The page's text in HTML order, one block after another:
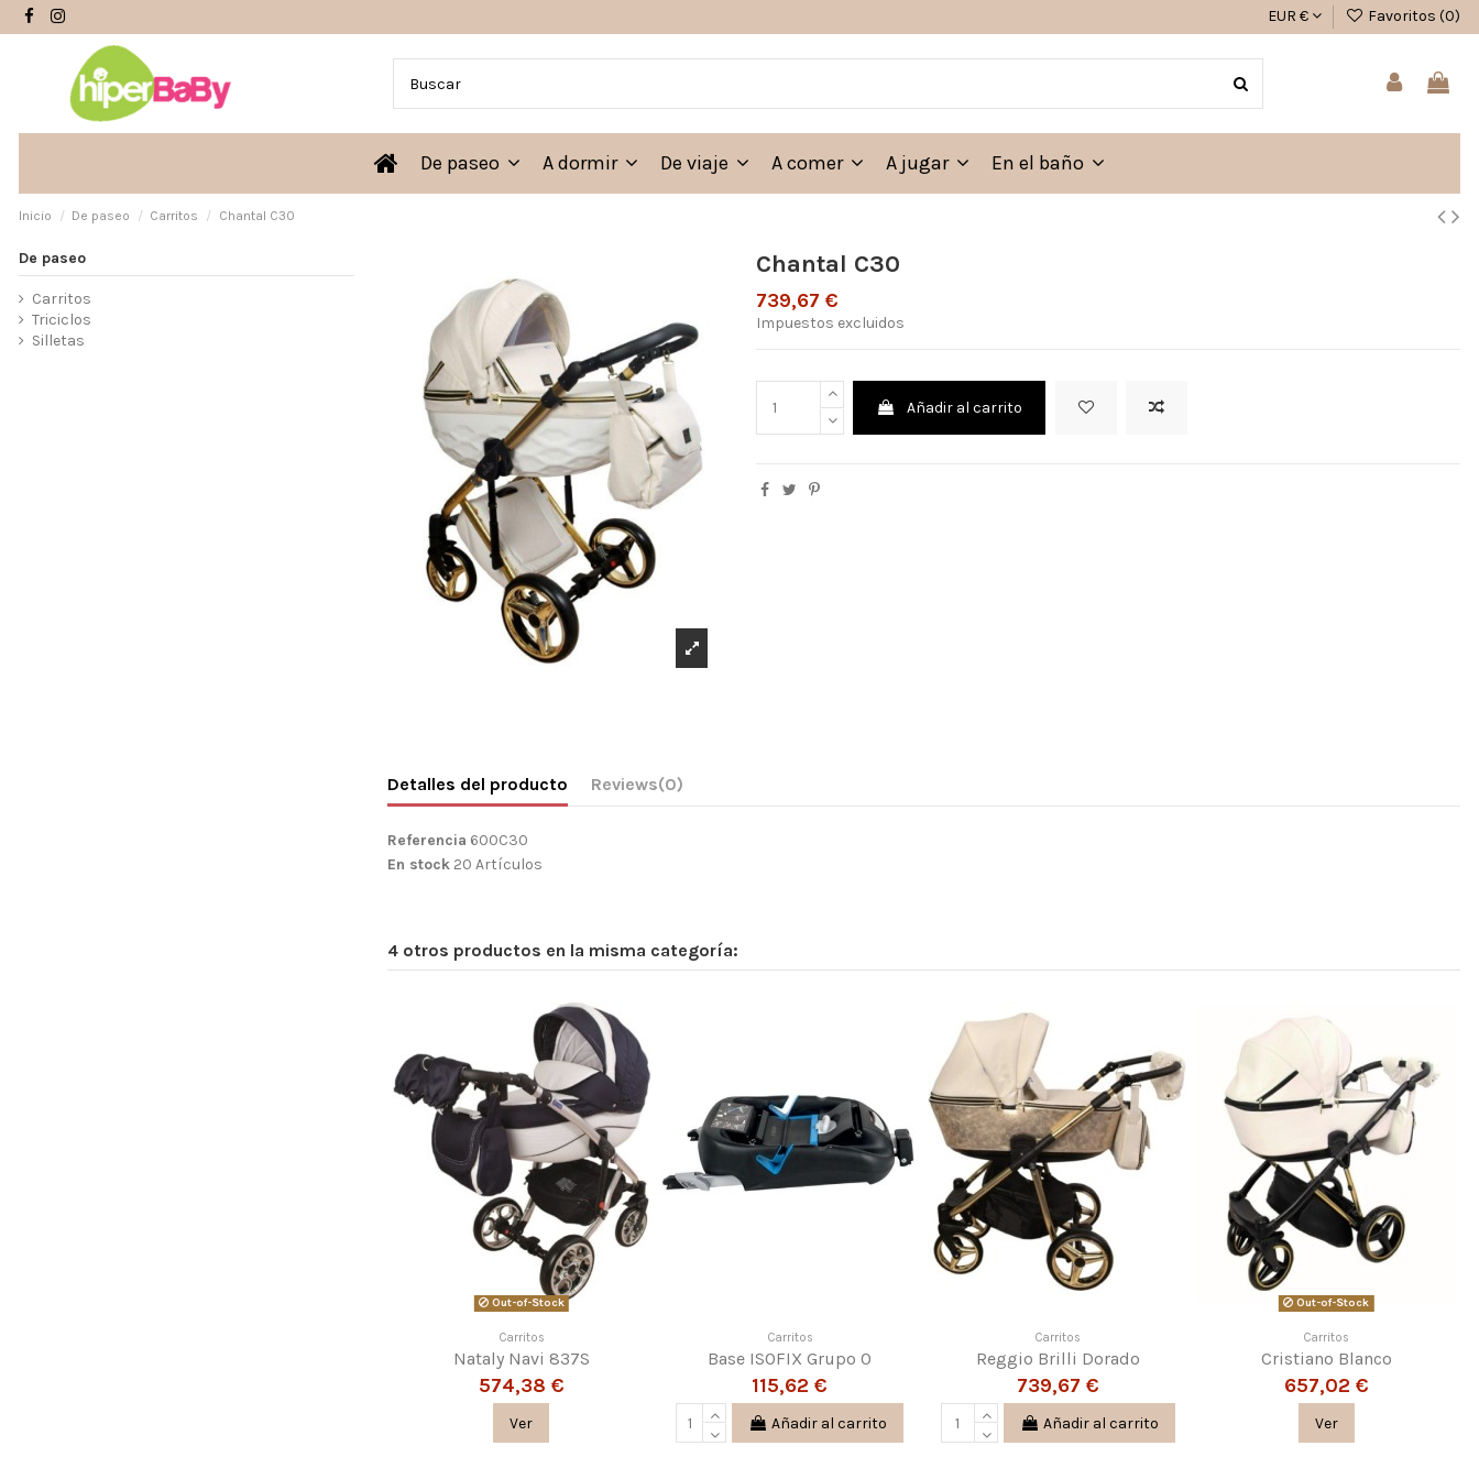
EUR € Favoritos (0)
De paseo A dormir De viaje A comer A jugar En el baño
Inicio De paseo Carritos Chantal C30
Chantal C30
739,67 €
Impuestos excluidos
Añadir al carrito
Detalles del producto Reviews(0)
Referencia 600C30
En stock 20 Artículos
4 otros productos en la misma categoría:
Out-of-Stock
Carritos
Nataly Navi 837S
574,38 €
Ver
Carritos
Base ISOFIX Grupo 0
115,62 €
Añadir al carrito
Carritos
Reggio Brilli Dorado
739,67 €
Añadir al carrito
Out-of-Stock
Carritos
Cristiano Blanco
657,02 €
Ver
De paseo
Carritos
Triciclos
Silletas